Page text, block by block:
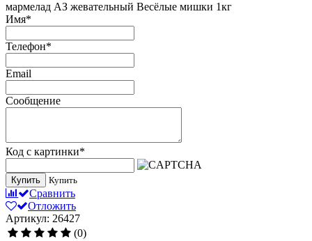
мармелад АЗ жевательный Весёлые мишки 1кг
Имя*
Телефон*
Email
Сообщение
Код с картинки*
Купить Купить
Сравнить
Отложить
Артикул: 26427
(0)